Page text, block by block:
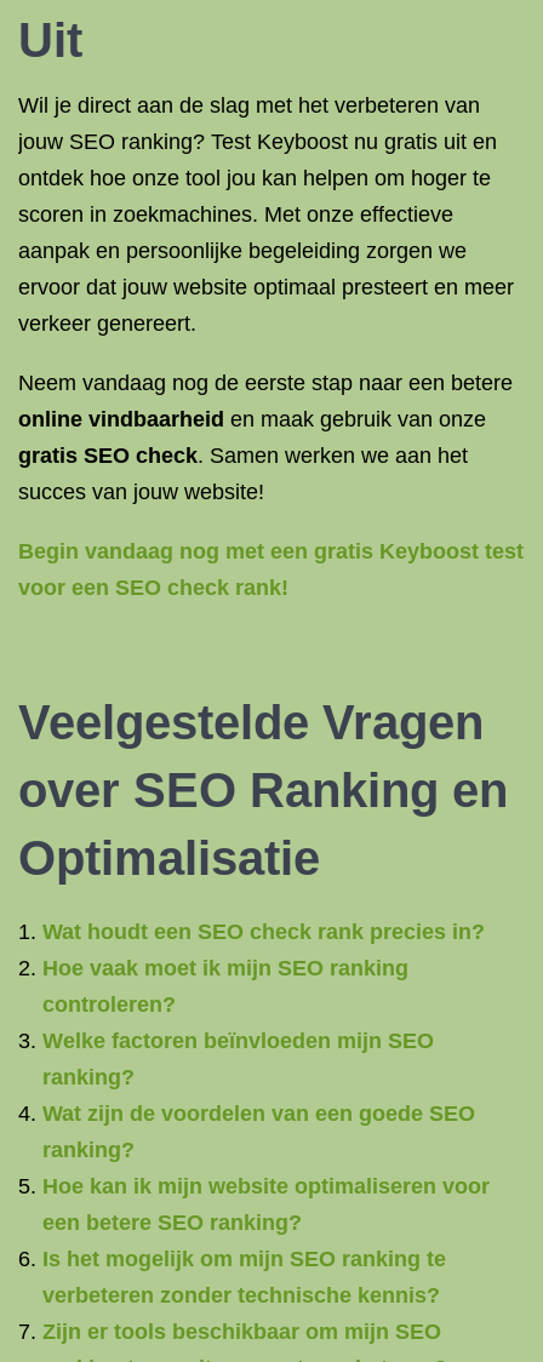
Uit
Wil je direct aan de slag met het verbeteren van
jouw SEO ranking? Test Keyboost nu gratis uit en
ontdek hoe onze tool jou kan helpen om hoger te
scoren in zoekmachines. Met onze effectieve
aanpak en persoonlijke begeleiding zorgen we
ervoor dat jouw website optimaal presteert en meer
verkeer genereert.
Neem vandaag nog de eerste stap naar een betere
online vindbaarheid en maak gebruik van onze
gratis SEO check. Samen werken we aan het
succes van jouw website!
Begin vandaag nog met een gratis Keyboost test
voor een SEO check rank!
Veelgestelde Vragen
over SEO Ranking en
Optimalisatie
Wat houdt een SEO check rank precies in?
Hoe vaak moet ik mijn SEO ranking
controleren?
Welke factoren beïnvloeden mijn SEO
ranking?
Wat zijn de voordelen van een goede SEO
ranking?
Hoe kan ik mijn website optimaliseren voor
een betere SEO ranking?
Is het mogelijk om mijn SEO ranking te
verbeteren zonder technische kennis?
Zijn er tools beschikbaar om mijn SEO